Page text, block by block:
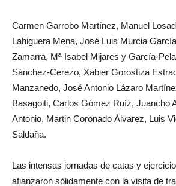
Carmen Garrobo Martínez, Manuel
Lahiguera Mena, José Luis Murcia
Zamarra, Mª Isabel Mijares y García-
Sánchez-Cerezo, Xabier Gorostiza
Manzanedo, José Antonio Lázaro
Basagoiti, Carlos Gómez Ruíz, Juancho
Antonio, Martin Coronado Álvarez, Luis
Saldaña.
Las intensas jornadas de catas y
afianzaron sólidamente con la visita de